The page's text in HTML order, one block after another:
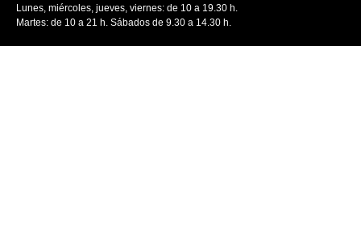
Lunes, miércoles, jueves, viernes: de 10 a 19.30 h.
Martes: de 10 a 21 h. Sábados de 9.30 a 14.30 h.